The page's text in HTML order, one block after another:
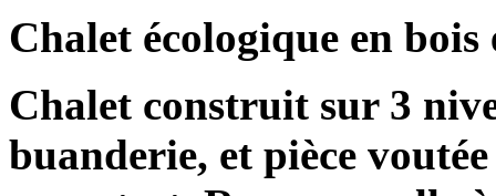
Chalet écologique en
Chalet construit sur 3
buanderie, et pièce